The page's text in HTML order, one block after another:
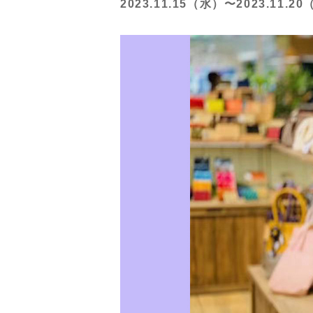
2023.11.15（水）〜2023.11.20